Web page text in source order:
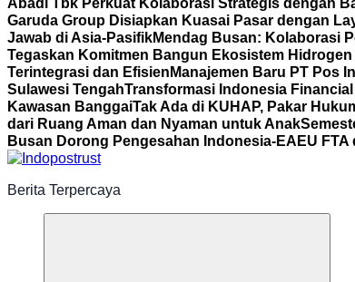
Abadi Tbk Perkuat Kolaborasi Strategis dengan
Garuda Group Disiapkan Kuasai Pasar dengan
Jawab di Asia-PasifikMendag Busan: Kolaborasi
Tegaskan Komitmen Bangun Ekosistem Hidrogen
Terintegrasi dan Efisien Manajemen Baru PT Pos
Sulawesi TengahTransformasi Indonesia
Kawasan BanggaiTak Ada di KUHAP, Pakar
dari Ruang Aman dan Nyaman untuk Anak
Busan Dorong Pengesahan Indonesia-EAEU
Berita Terpercaya